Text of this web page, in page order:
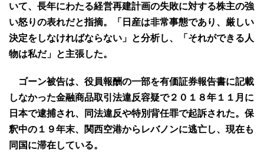
いて、長年にわたる経営再建計画の失敗に対する株主の強
い怒りの表れだと指摘。「日産は非常事態であり、厳しい
決定をしなければならない」と分析し、「それができる人
物は私だ」と主張した。
ゴーン被告は、役員報酬の一部を有価証券報告書に記載
しなかった金融商品取引法違反容疑で２０１８年１１月に
日本で逮捕され、同法違反や特別背任罪で起訴された。保
釈中の１９年末、関西空港からレバノンに逃亡し、現在も
同国に滞在している。